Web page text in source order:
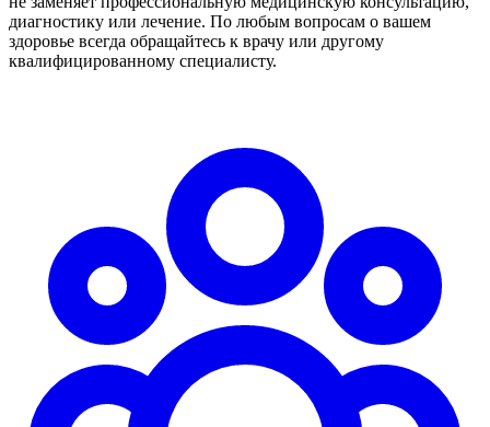
диагностику или лечение. По любым вопросам о вашем
здоровье всегда обращайтесь к врачу или другому
квалифицированному специалисту.